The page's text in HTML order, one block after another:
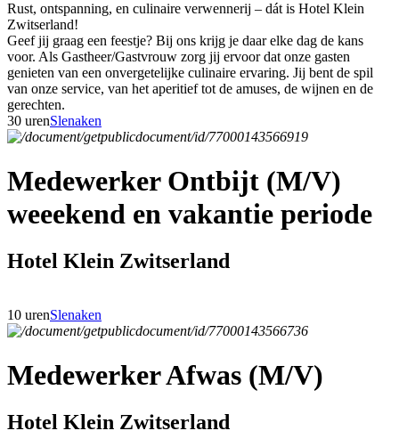
Rust, ontspanning, en culinaire verwennerij – dát is Hotel Klein
Zwitserland!
Geef jij graag een feestje? Bij ons krijg je daar elke dag de kans
voor. Als Gastheer/Gastvrouw zorg jij ervoor dat onze gasten
genieten van een onvergetelijke culinaire ervaring. Jij bent de spil
van onze service, van het aperitief tot de amuses, de wijnen en de
gerechten.
30 urenSlenaken
Medewerker Ontbijt (M/V)
weeekend en vakantie periode
Hotel Klein Zwitserland
10 urenSlenaken
Medewerker Afwas (M/V)
Hotel Klein Zwitserland